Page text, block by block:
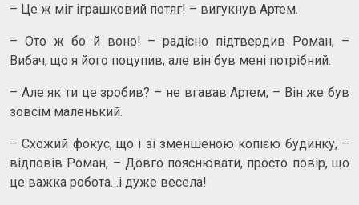
– Це ж міг іграшковий потяг! – вигукнув Артем.
– Ото ж бо й воно! – радісно підтвердив Роман, –
Вибач, що я його поцупив, але він був мені потрібний.
– Але як ти це зробив? – не вгавав Артем, – Він же був
зовсім маленький.
– Схожий фокус, що і зі зменшеною копією будинку, –
відповів Роман, – Довго пояснювати, просто повір, що
це важка робота…і дуже весела!